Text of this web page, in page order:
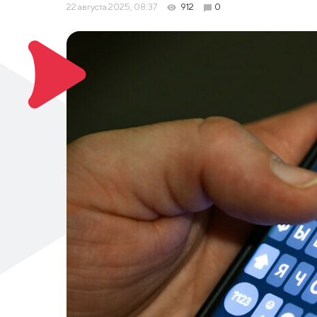
22 августа 2025, 08:37 912 0